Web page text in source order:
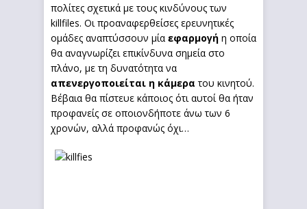
πολίτες σχετικά με τους κινδύνους των
killfiles. Οι προαναφερθείσες ερευνητικές
ομάδες αναπτύσσουν μία εφαρμογή η οποία
θα αναγνωρίζει επικίνδυνα σημεία στο
πλάνο, με τη δυνατότητα να
απενεργοποιείται η κάμερα του κινητού.
Βέβαια θα πίστευε κάποιος ότι αυτοί θα ήταν
προφανείς σε οποιονδήποτε άνω των 6
χρονών, αλλά προφανώς όχι…